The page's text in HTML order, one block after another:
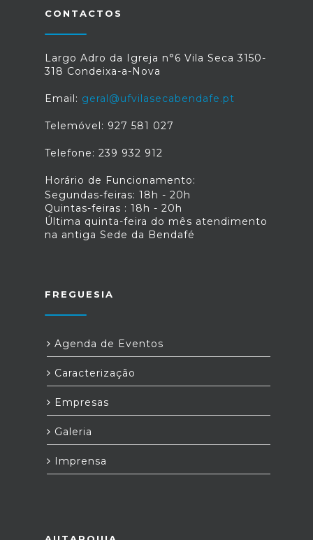
CONTACTOS
Largo Adro da Igreja n°6 Vila Seca 3150-
318 Condeixa-a-Nova
Email: geral@ufvilasecabendafe.pt
Telemóvel: 927 581 027
Telefone: 239 932 912
Horário de Funcionamento:
Segundas-feiras: 18h - 20h
Quintas-feiras : 18h - 20h
Última quinta-feira do mês atendimento
na antiga Sede da Bendafé
FREGUESIA
Agenda de Eventos
Caracterização
Empresas
Galeria
Imprensa